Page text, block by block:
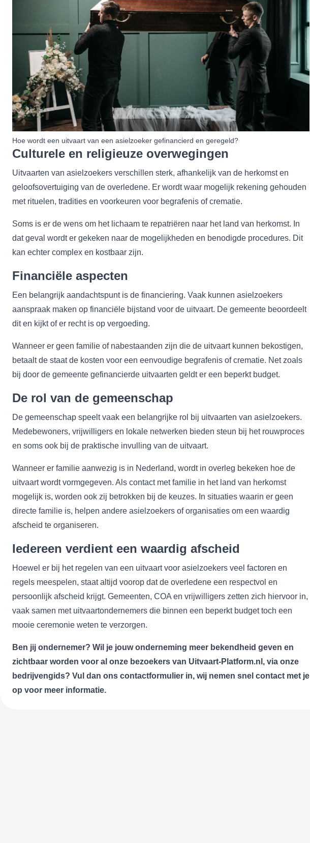
Hoe wordt een uitvaart van een asielzoeker gefinancierd en geregeld?
Culturele en religieuze overwegingen
Uitvaarten van asielzoekers verschillen sterk, afhankelijk van de herkomst en
geloofsovertuiging van de overledene. Er wordt waar mogelijk rekening gehouden
met rituelen, tradities en voorkeuren voor begrafenis of crematie.
Soms is er de wens om het lichaam te repatriëren naar het land van herkomst. In
dat geval wordt er gekeken naar de mogelijkheden en benodigde procedures. Dit
kan echter complex en kostbaar zijn.
Financiële aspecten
Een belangrijk aandachtspunt is de financiering. Vaak kunnen asielzoekers
aanspraak maken op financiële bijstand voor de uitvaart. De gemeente beoordeelt
dit en kijkt of er recht is op vergoeding.
Wanneer er geen familie of nabestaanden zijn die de uitvaart kunnen bekostigen,
betaalt de staat de kosten voor een eenvoudige begrafenis of crematie. Net zoals
bij door de gemeente gefinancierde uitvaarten geldt er een beperkt budget.
De rol van de gemeenschap
De gemeenschap speelt vaak een belangrijke rol bij uitvaarten van asielzoekers.
Medebewoners, vrijwilligers en lokale netwerken bieden steun bij het rouwproces
en soms ook bij de praktische invulling van de uitvaart.
Wanneer er familie aanwezig is in Nederland, wordt in overleg bekeken hoe de
uitvaart wordt vormgegeven. Als contact met familie in het land van herkomst
mogelijk is, worden ook zij betrokken bij de keuzes. In situaties waarin er geen
directe familie is, helpen andere asielzoekers of organisaties om een waardig
afscheid te organiseren.
Iedereen verdient een waardig afscheid
Hoewel er bij het regelen van een uitvaart voor asielzoekers veel factoren en
regels meespelen, staat altijd voorop dat de overledene een respectvol en
persoonlijk afscheid krijgt. Gemeenten, COA en vrijwilligers zetten zich hiervoor in,
vaak samen met uitvaartondernemers die binnen een beperkt budget toch een
mooie ceremonie weten te verzorgen.
Ben jij ondernemer? Wil je jouw onderneming meer bekendheid geven en
zichtbaar worden voor al onze bezoekers van Uitvaart-Platform.nl, via onze
bedrijvengids? Vul dan ons contactformulier in, wij nemen snel contact met je
op voor meer informatie.